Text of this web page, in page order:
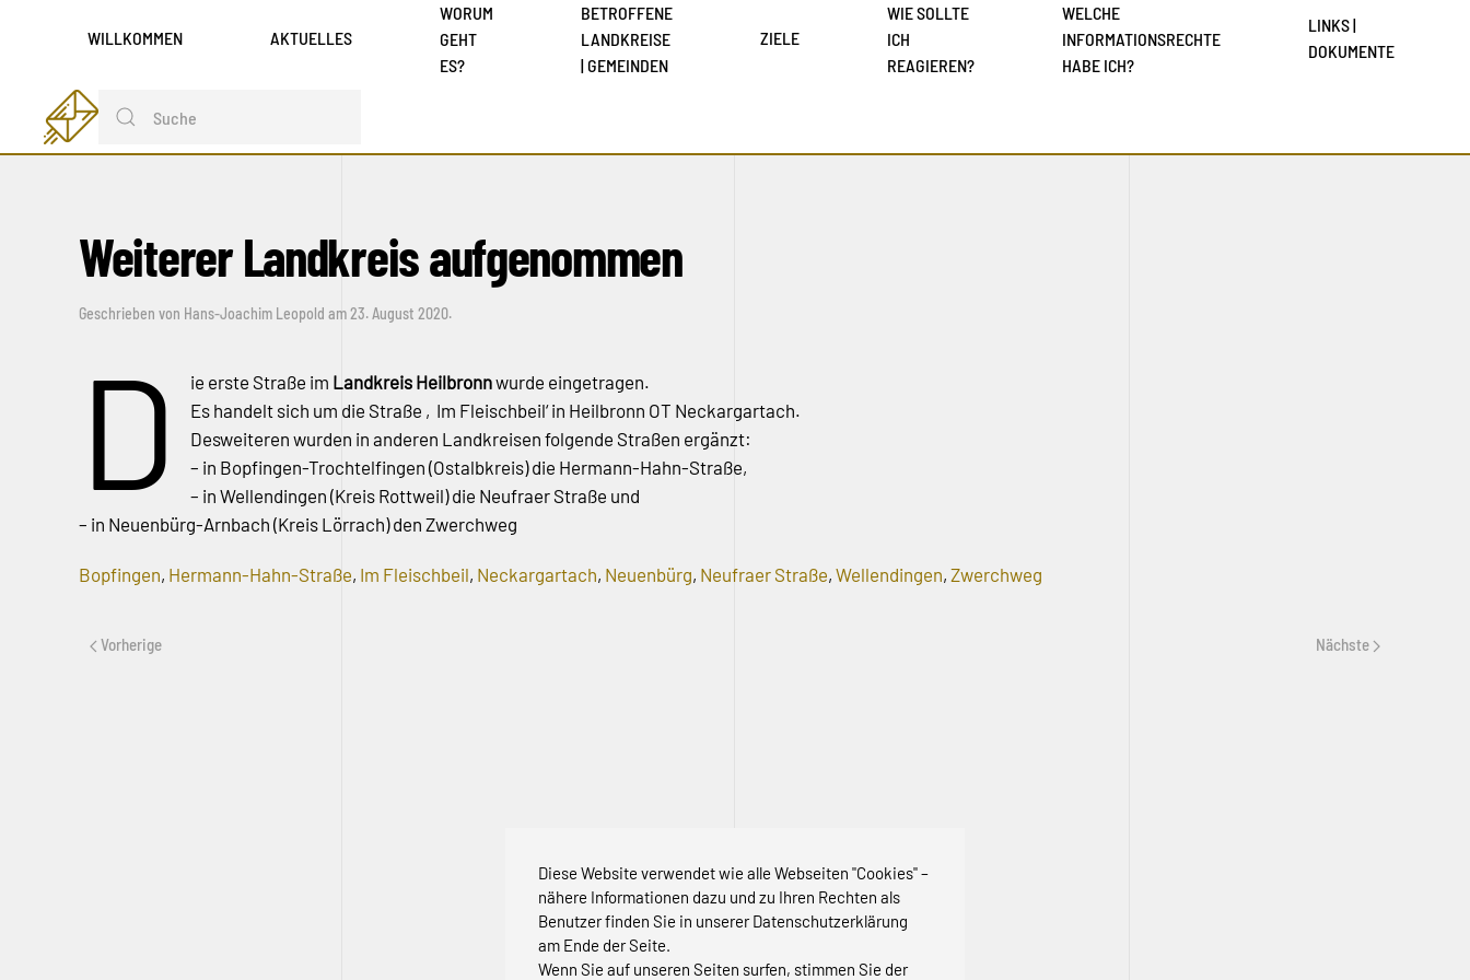
Diese Website verwendet wie alle Webseiten "Cookies" –
nähere Informationen dazu und zu Ihren Rechten als
Benutzer finden Sie in unserer Datenschutzerklärung
am Ende der Seite.
Wenn Sie auf unseren Seiten surfen, stimmen Sie der
WILLKOMMEN AKTUELLES
WORUM
GEHT
ES?
BETROFFENE
LANDKREISE
| GEMEINDEN
ZIELE
WIE SOLLTE
ICH
REAGIEREN?
WELCHE
INFORMATIONSRECHTE
HABE ICH?
LINKS |
DOKUMENTE
Weiterer Landkreis aufgenommen
Geschrieben von Hans-Joachim Leopold am23. August 2020.
D ie erste Straße im Landkreis Heilbronnwurde eingetragen.
Es handelt sich um die Straße ‚Im Fleischbeil‘ in Heilbronn OT Neckargartach.
Desweiteren wurden in anderen Landkreisen folgende Straßen ergänzt:
– in Bopfingen-Trochtelfingen (Ostalbkreis) die Hermann-Hahn-Straße,
– in Wellendingen (Kreis Rottweil) die Neufraer Straße und
– in Neuenbürg-Arnbach (Kreis Lörrach) den Zwerchweg
Bopfingen, Hermann-Hahn-Straße, Im Fleischbeil, Neckargartach, Neuenbürg, Neufraer Straße, Wellendingen, Zwerchweg
Vorherige Nächste